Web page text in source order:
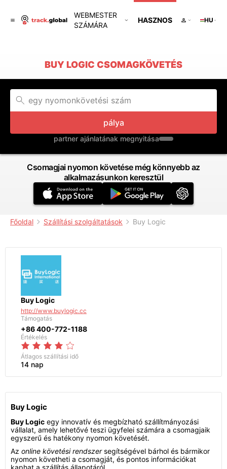
WEBMESTER
SZÁMÁRA
HASZNOS HU
BUY LOGIC CSOMAGKÖVETÉS
pálya
partner ajánlatának megnyitása
Csomagjai nyomon követése még könnyebb az
alkalmazásunkon keresztül
Főoldal Szállítási szolgáltatások Buy Logic
Buy Logic
http://www.buylogic.cc
Támogatás
+86 400-772-1188
Értékelés
Átlagos szállítási idő
14 nap
Buy Logic
Buy Logic egy innovatív és megbízható szállítmányozási
vállalat, amely lehetővé teszi ügyfelei számára a csomagjaik
egyszerű és hatékony nyomon követését.
Az online követési rendszersegítségével bárhol és bármikor
nyomon követheti a csomagját, és pontos információkat
kaphat a szállítás állapotáról.